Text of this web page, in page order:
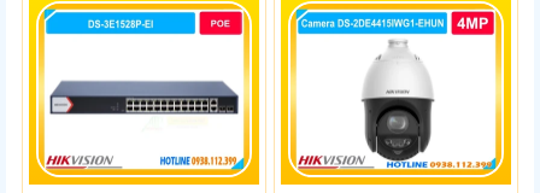
mạnh mẽ.
cao ổn định. Hỗ trợ truyền PoE xa
lên đến 300m cho hệ thống